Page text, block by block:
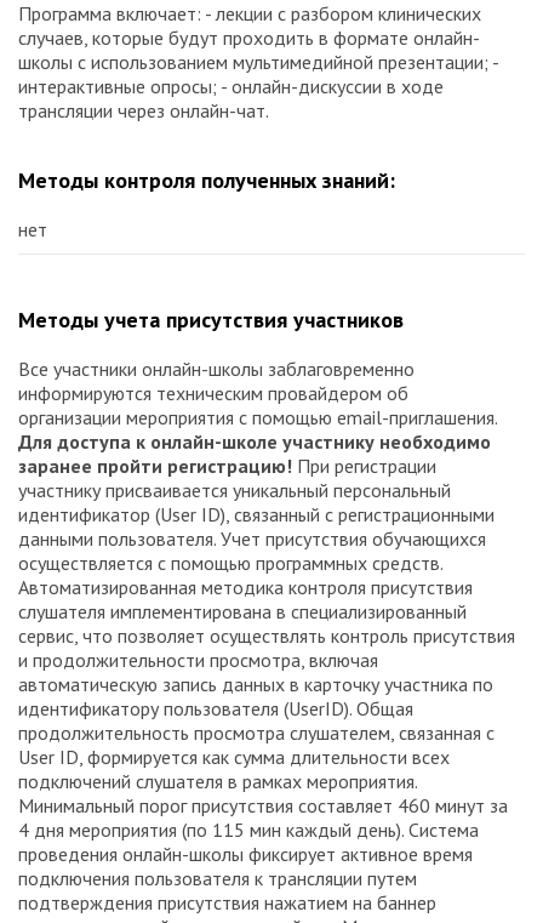
Программа включает: - лекции с разбором клинических
случаев, которые будут проходить в формате онлайн-
школы с использованием мультимедийной презентации; -
интерактивные опросы; - онлайн-дискуссии в ходе
трансляции через онлайн-чат.
Методы контроля полученных знаний:
нет
Методы учета присутствия участников
Все участники онлайн-школы заблаговременно
информируются техническим провайдером об
организации мероприятия с помощью email-приглашения.
Для доступа к онлайн-школе участнику необходимо
заранее пройти регистрацию! При регистрации
участнику присваивается уникальный персональный
идентификатор (User ID), связанный с регистрационными
данными пользователя. Учет присутствия обучающихся
осуществляется с помощью программных средств.
Автоматизированная методика контроля присутствия
слушателя имплементирована в специализированный
сервис, что позволяет осуществлять контроль присутствия
и продолжительности просмотра, включая
автоматическую запись данных в карточку участника по
идентификатору пользователя (UserID). Общая
продолжительность просмотра слушателем, связанная с
User ID, формируется как сумма длительности всех
подключений слушателя в рамках мероприятия.
Минимальный порог присутствия составляет 460 минут за
4 дня мероприятия (по 115 мин каждый день). Система
проведения онлайн-школы фиксирует активное время
подключения пользователя к трансляции путем
подтверждения присутствия нажатием на баннер